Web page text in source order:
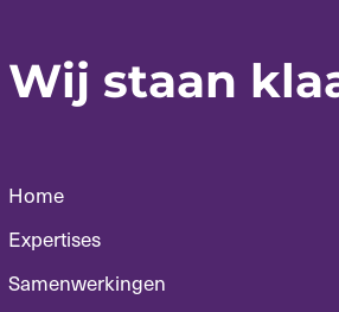
Wij staan
Home
Expertises
Samenwerkingen